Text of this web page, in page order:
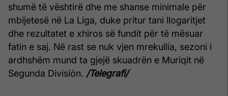
shumë të vështirë dhe me shanse minimale për
mbijetesë në La Liga, duke pritur tani llogaritjet
dhe rezultatet e xhiros së fundit për të mësuar
fatin e saj. Në rast se nuk vjen mrekullia, sezoni i
ardhshëm mund ta gjejë skuadrën e Muriqit në
Segunda División. /Telegrafi/